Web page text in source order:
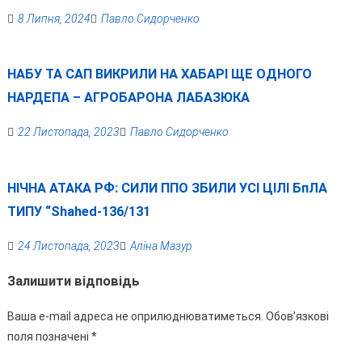
8 Липня, 2024 Павло Сидорченко
НАБУ ТА САП ВИКРИЛИ НА ХАБАРІ ЩЕ ОДНОГО
НАРДЕПА – АГРОБАРОНА ЛАБАЗЮКА
22 Листопада, 2023 Павло Сидорченко
НІЧНА АТАКА РФ: СИЛИ ППО ЗБИЛИ УСІ ЦІЛІ БпЛА
ТИПУ “Shahed-136/131
24 Листопада, 2023 Аліна Мазур
Залишити відповідь
Ваша e-mail адреса не оприлюднюватиметься. Обов’язкові
поля позначені *